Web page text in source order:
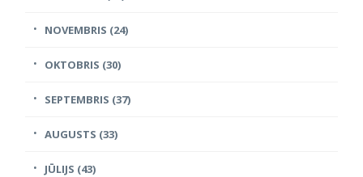
NOVEMBRIS (24)
OKTOBRIS (30)
SEPTEMBRIS (37)
AUGUSTS (33)
JŪLIJS (43)